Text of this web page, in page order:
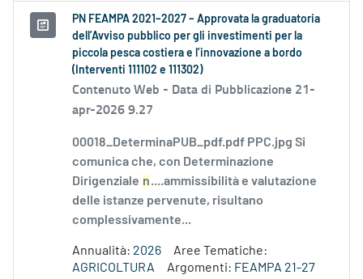
PN FEAMPA 2021–2027 – Approvata la graduatoria
dell’Avviso pubblico per gli investimenti per la
piccola pesca costiera e l’innovazione a bordo
(Interventi 111102 e 111302)
Contenuto Web - Data di Pubblicazione 21-
apr-2026 9.27
00018_DeterminaPUB_pdf.pdf PPC.jpg Si
comunica che, con Determinazione
Dirigenziale n....ammissibilità e valutazione
delle istanze pervenute, risultano
complessivamente...
Annualità: 2026
Aree Tematiche:
AGRICOLTURA
Argomenti: FEAMPA 21-27